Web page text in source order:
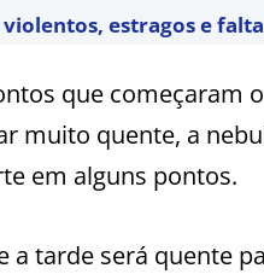
estragos e
que começaram
muito quente, a
em alguns pontos.
a tarde será quente